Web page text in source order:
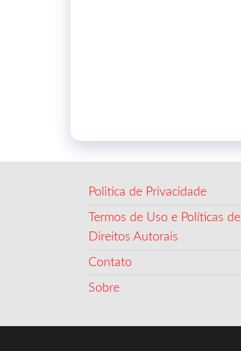
Politica de Privacidade
Termos de Uso e Políticas de
Direitos Autorais
Contato
Sobre